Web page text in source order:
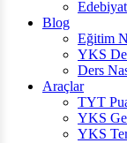
Blog
Eğitim
YKS
Ders
Araçlar
TYT
YKS
YKS